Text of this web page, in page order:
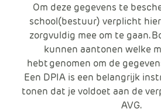
Om deze gegevens te
school(bestuur) verplicht
zorgvuldig mee om te gaan.
kunnen aantonen welke
hebt genomen om de
Een DPIA is een belangrijk
tonen dat je voldoet aan de
AVG.